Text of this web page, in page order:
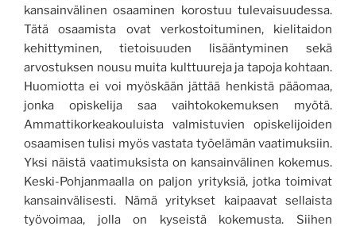
kansainvälinen osaaminen korostuu tulevaisuudessa.
Tätä osaamista ovat verkostoituminen, kielitaidon
kehittyminen, tietoisuuden lisääntyminen sekä
arvostuksen nousu muita kulttuureja ja tapoja kohtaan.
Huomiotta ei voi myöskään jättää henkistä pääomaa,
jonka opiskelija saa vaihtokokemuksen myötä.
Ammattikorkeakouluista valmistuvien opiskelijoiden
osaamisen tulisi myös vastata työelämän vaatimuksiin.
Yksi näistä vaatimuksista on kansainvälinen kokemus.
Keski-Pohjanmaalla on paljon yrityksiä, jotka toimivat
kansainvälisesti. Nämä yritykset kaipaavat sellaista
työvoimaa, jolla on kyseistä kokemusta. Siihen